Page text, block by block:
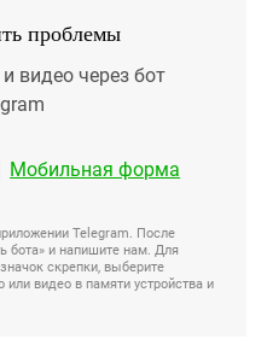
проблемы
видео через бот
Мобильная форма
Telegram. После
бота» и напишите нам. Для
скрепки, выберите
видео в памяти устройства и